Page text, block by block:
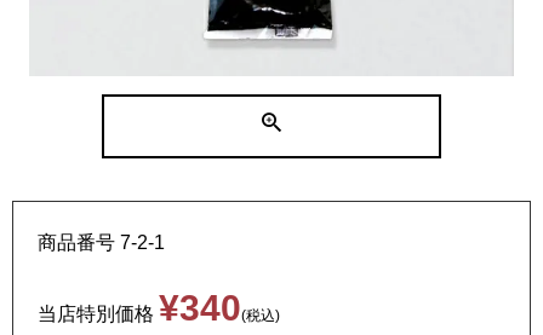
商品番号 7-2-1
当店特別価格 ¥340 税込